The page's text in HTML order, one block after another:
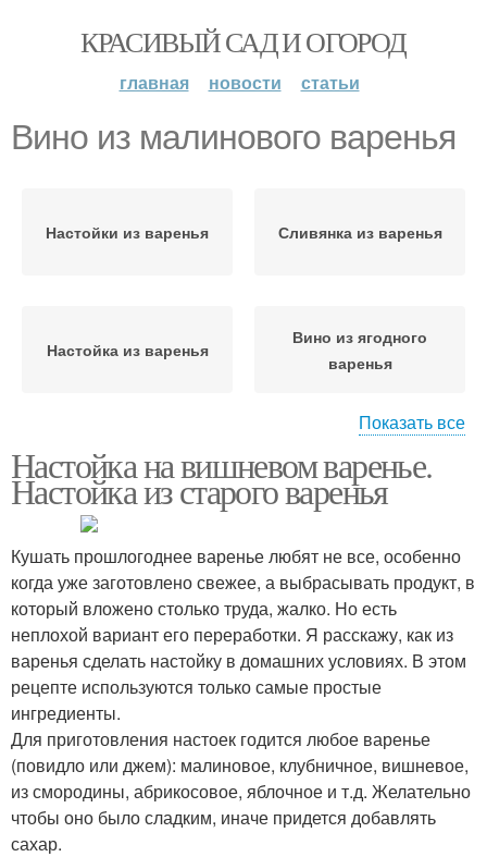
КРАСИВЫЙ САД И ОГОРОД
главная новости статьи
Вино из малинового варенья
Настойки из варенья Сливянка из варенья
Настойка из варенья
Вино из ягодного
варенья
Варения с рисом
варенья
Вино из малины Вина из малины
Домашний вино Вино из ягод
Вино из варенья Малиновое вино
Показать все
Настойка на вишневом варенье.
Настойка из старого варенья
Кушать прошлогоднее варенье любят не все, особенно
когда уже заготовлено свежее, а выбрасывать продукт, в
который вложено столько труда, жалко. Но есть
неплохой вариант его переработки. Я расскажу, как из
варенья сделать настойку в домашних условиях. В этом
рецепте используются только самые простые
ингредиенты.
Для приготовления настоек годится любое варенье
(повидло или джем): малиновое, клубничное, вишневое,
из смородины, абрикосовое, яблочное и т.д. Желательно
чтобы оно было сладким, иначе придется добавлять
сахар.